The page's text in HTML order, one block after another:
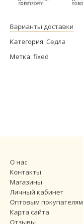
Варианты доставки
Категория: Седла
Метка: fixed
О нас
Контакты
Магазины
Личный кабинет
Оптовым покупателям
Карта сайта
Отзывы